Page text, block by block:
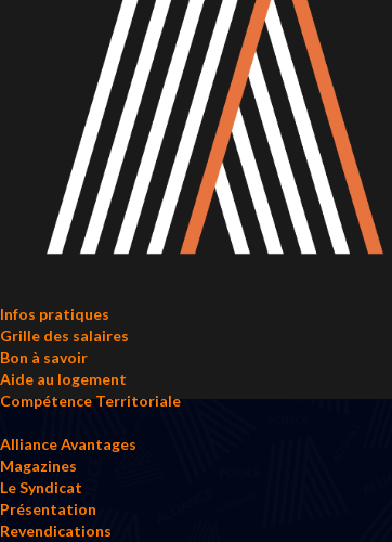
Infos pratiques
Grille des salaires
Bon à savoir
Aide au logement
Compétence Territoriale
Alliance Avantages
Magazines
Le Syndicat
Présentation
Revendications